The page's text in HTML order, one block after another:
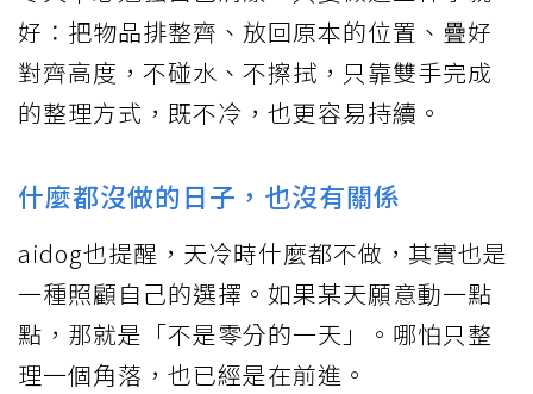
好：把物品排整齊、放回原本的位置、疊好
對齊高度，不碰水、不擦拭，只靠雙手完成
的整理方式，既不冷，也更容易持續。
什麼都沒做的日子，也沒有關係
aidog也提醒，天冷時什麼都不做，其實也是
一種照顧自己的選擇。如果某天願意動一點
點，那就是「不是零分的一天」。哪怕只整
理一個角落，也已經是在前進。